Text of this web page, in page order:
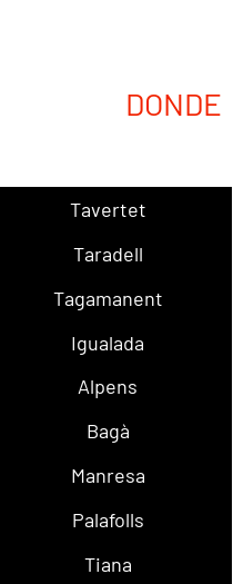
DONDE
Tavertet
Taradell
Tagamanent
Igualada
Alpens
Bagà
Manresa
Palafolls
Tiana